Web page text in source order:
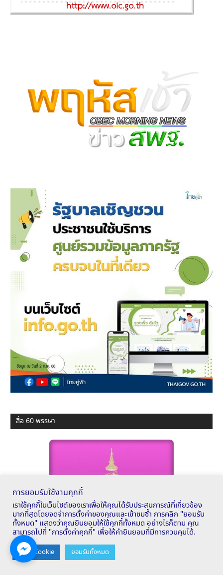
สื่อ 60 พรรษา
การยอมรับใช้งานคุกกี้
เราใช้คุกกี้ในเว็บไซต์ของเราเพื่อให้คุณได้รับประสบการณ์ที่เกี่ยวข้อง
มากที่สุดโดยจดจำการตั้งค่าของคุณและเข้าชมซ้ำ การคลิก "ยอมรับ
ทั้งหมด" แสดงว่าคุณยินยอมให้ใช้คุกกี้ทั้งหมด อย่างไรก็ตาม คุณ
สามารถไปที่ "การตั้งค่าคุกกี้" เพื่อให้คำยินยอมที่มีการควบคุมได้.
ตั้งค่า Cookie ยอมรับทั้งหมด